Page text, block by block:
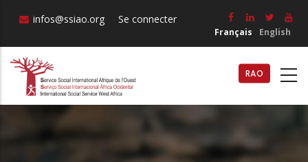
principal
infos@ssiao.org Se connecter
Français English
RAO